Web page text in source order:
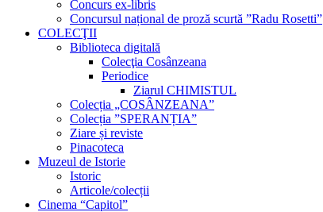
Concurs ex-libris
Concursul național de proză scurtă ”Radu Rosetti”
COLECŢII
Biblioteca digitală
Colecţia Cosânzeana
Periodice
Ziarul CHIMISTUL
Colecția „COSÂNZEANA”
Colecția ”SPERANȚIA”
Ziare și reviste
Pinacoteca
Muzeul de Istorie
Istoric
Articole/colecții
Cinema “Capitol”